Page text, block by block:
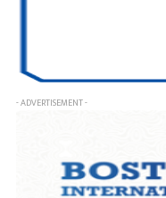
- ADVERTISEMENT -